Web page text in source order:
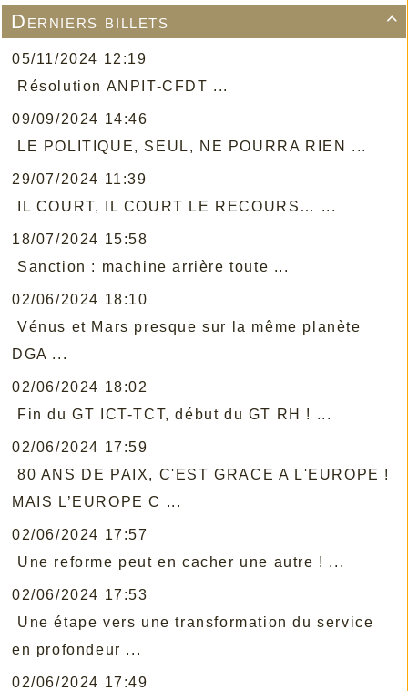

Derniers billets
05/11/2024 12:19
Résolution ANPIT-CFDT ...
09/09/2024 14:46
LE POLITIQUE, SEUL, NE POURRA RIEN ...
29/07/2024 11:39
IL COURT, IL COURT LE RECOURS… ...
18/07/2024 15:58
Sanction : machine arrière toute ...
02/06/2024 18:10
Vénus et Mars presque sur la même planète
DGA ...
02/06/2024 18:02
Fin du GT ICT-TCT, début du GT RH ! ...
02/06/2024 17:59
80 ANS DE PAIX, C'EST GRACE A L'EUROPE !
MAIS L’EUROPE C ...
02/06/2024 17:57
Une reforme peut en cacher une autre ! ...
02/06/2024 17:53
Une étape vers une transformation du service
en profondeur ...
02/06/2024 17:49